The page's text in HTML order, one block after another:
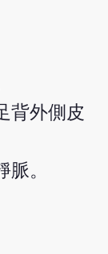
背外側皮
。